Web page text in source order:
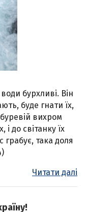
бурхливі. Він
буде гнати їх,
вихром
до світанку їх
грабує, така доля
Читати далі